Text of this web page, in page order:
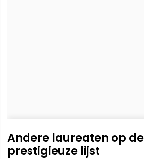
Andere laureaten op de
prestigieuze lijst